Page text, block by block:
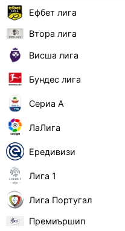
Ефбет лига
Втора лига
Висша лига
Бундес лига
Сериа А
ЛаЛига
Ередивизи
Лига 1
Лига Португал
Премиършип